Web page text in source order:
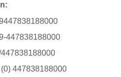
447838188000
447838188000